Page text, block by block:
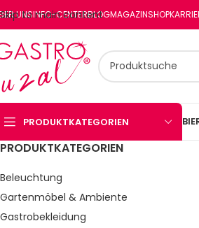
Skip to main content
UNSINFO-CENTERBLOGMAGAZINSHOP
PRODUKTKATEGORIEN
PRODUKTKATEGORIEN
Beleuchtung
Gartenmöbel & Ambiente
Gastrobekleidung